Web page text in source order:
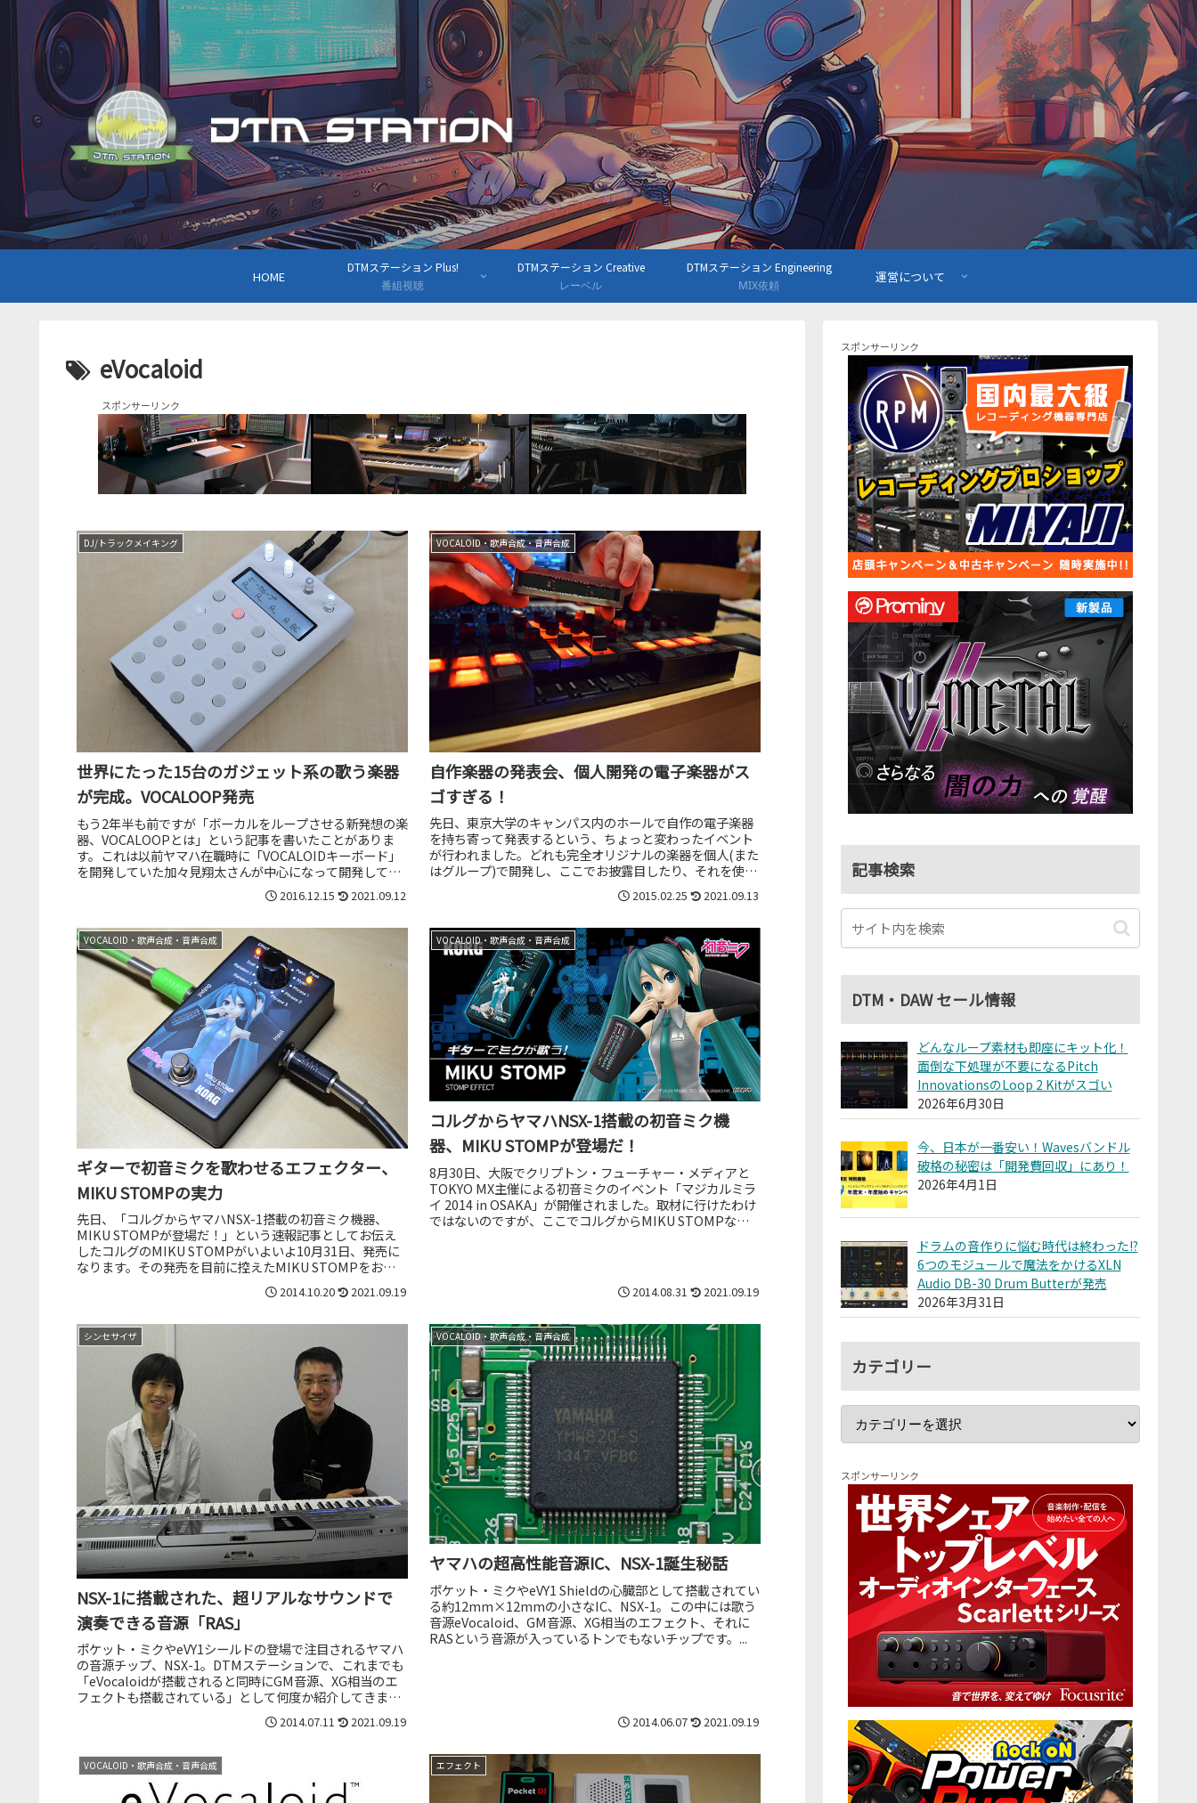
HOME
DTMステーション Plus!
番組視聴
DTMステーション Creative
レーベル
DTMステーション Engineering
MIX依頼
運営について
eVocaloid
スポンサーリンク
DJ/トラックメイキング
世界にたった15台のガジェット系の歌う楽器
が完成。VOCALOOP発売
もう2年半も前ですが「ボーカルをループさせる新発想の楽
器、VOCALOOPとは」という記事を書いたことがありま
す。これは以前ヤマハ在職時に「VOCALOIDキーボード」
を開発していた加々見翔太さんが中心になって開発してい
2016.12.15 2021.09.12
VOCALOID・歌声合成・音声合成
自作楽器の発表会、個人開発の電子楽器がス
ゴすぎる！
先日、東京大学のキャンパス内のホールで自作の電子楽器
を持ち寄って発表するという、ちょっと変わったイベント
が行われました。どれも完全オリジナルの楽器を個人(また
はグループ)で開発し、ここでお披露目したり、それを使っ
2015.02.25 2021.09.13
VOCALOID・歌声合成・音声合成
ギターで初音ミクを歌わせるエフェクター、
MIKU STOMPの実力
先日、「コルグからヤマハNSX-1搭載の初音ミク機器、
MIKU STOMPが登場だ！」という速報記事としてお伝え
したコルグのMIKU STOMPがいよいよ10月31日、発売に
なります。その発売を目前に控えたMIKU STOMPをお借り
2014.10.20 2021.09.19
VOCALOID・歌声合成・音声合成
コルグからヤマハNSX-1搭載の初音ミク機
器、MIKU STOMPが登場だ！
8月30日、大阪でクリプトン・フューチャー・メディアと
TOKYO MX主催による初音ミクのイベント「マジカルミラ
イ 2014 in OSAKA」が開催されました。取材に行けたわけ
ではないのですが、ここでコルグからMIKU STOMPなる
2014.08.31 2021.09.19
シンセサイザ
NSX-1に搭載された、超リアルなサウンドで
演奏できる音源「RAS」
ポケット・ミクやeVY1シールドの登場で注目されるヤマハ
の音源チップ、NSX-1。DTMステーションで、これまでも
「eVocaloidが搭載されると同時にGM音源、XG相当のエ
フェクトも搭載されている」として何度か紹介してきまし
2014.07.11 2021.09.19
VOCALOID・歌声合成・音声合成
ヤマハの超高性能音源IC、NSX-1誕生秘話
ポケット・ミクやeVY1 Shieldの心臓部として搭載されてい
る約12mm×12mmの小さなIC、NSX-1。この中には歌う
音源eVocaloid、GM音源、XG相当のエフェクト、それに
RASという音源が入っているトンでもないチップです。...
2014.06.07 2021.09.19
VOCALOID・歌声合成・音声合成 エフェクト
スポンサーリンク
記事検索
DTM・DAW セール情報
どんなループ素材も即座にキット化！
面倒な下処理が不要になるPitch
InnovationsのLoop 2 Kitがスゴい
2026年6月30日
今、日本が一番安い！Wavesバンドル
破格の秘密は「開発費回収」にあり！
2026年4月1日
ドラムの音作りに悩む時代は終わった!?
6つのモジュールで魔法をかけるXLN
Audio DB-30 Drum Butterが発売
2026年3月31日
カテゴリー
スポンサーリンク